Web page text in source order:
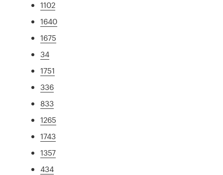
1102
1640
1675
34
1751
336
833
1265
1743
1357
434